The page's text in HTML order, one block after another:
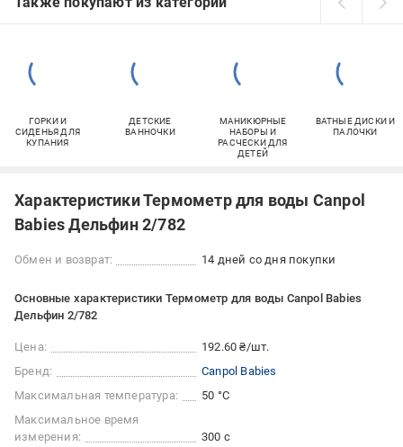
ГОРКИ И
СИДЕНЬЯ ДЛЯ
КУПАНИЯ
ДЕТСКИЕ
ВАННОЧКИ
МАНИКЮРНЫЕ
НАБОРЫ И
РАСЧЕСКИ ДЛЯ
ДЕТЕЙ
ВАТНЫЕ ДИСКИ И
ПАЛОЧКИ
Характеристики Термометр для воды Canpol
Babies Дельфин 2/782
Обмен и возврат: 14 дней со дня покупки
Основные характеристики Термометр для воды Canpol Babies
Дельфин 2/782
Цена:
192.60 ₴/шт.
Бренд:
Canpol Babies
Максимальная температура:
50 °C
Максимальное время
измерения:
300 с